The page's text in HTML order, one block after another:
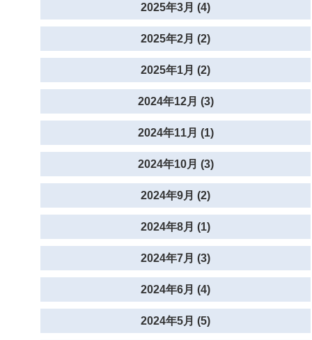
2025年3月 (4)
2025年2月 (2)
2025年1月 (2)
2024年12月 (3)
2024年11月 (1)
2024年10月 (3)
2024年9月 (2)
2024年8月 (1)
2024年7月 (3)
2024年6月 (4)
2024年5月 (5)